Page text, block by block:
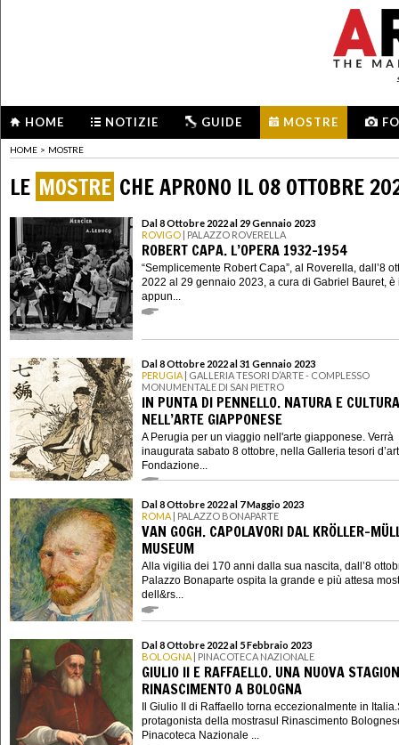
HOME NOTIZIE GUIDE MOSTRE
HOME > MOSTRE
LE MOSTRE CHE APRONO IL 08 OTTOBRE
Dal 8 Ottobre 2022 al 29 Gennaio 2023
ROVIGO | PALAZZO ROVERELLA
ROBERT CAPA. L’OPERA 1932-1954
“Semplicemente Robert Capa”, al Roverella, dall’8
2022 al 29 gennaio 2023, a cura di Gabriel Bauret, è
appun...
Dal 8 Ottobre 2022 al 31 Gennaio 2023
PERUGIA | GALLERIA TESORI D’ARTE - COMPLESSO
MONUMENTALE DI SAN PIETRO
IN PUNTA DI PENNELLO. NATURA E CULTURA
NELL’ARTE GIAPPONESE
A Perugia per un viaggio nell'arte giapponese. Verrà
inaugurata sabato 8 ottobre, nella Galleria tesori
Fondazione...
Dal 8 Ottobre 2022 al 7 Maggio 2023
ROMA | PALAZZO BONAPARTE
VAN GOGH. CAPOLAVORI DAL KRÖLLER-
MUSEUM
Alla vigilia dei 170 anni dalla sua nascita, dall’8
Palazzo Bonaparte ospita la grande e più attesa
dell&rs...
Dal 8 Ottobre 2022 al 5 Febbraio 2023
BOLOGNA | PINACOTECA NAZIONALE
GIULIO II E RAFFAELLO. UNA NUOVA
RINASCIMENTO A BOLOGNA
Il Giulio II di Raffaello torna eccezionalmente in
protagonista della mostrasul Rinascimento
Pinacoteca Nazionale ...